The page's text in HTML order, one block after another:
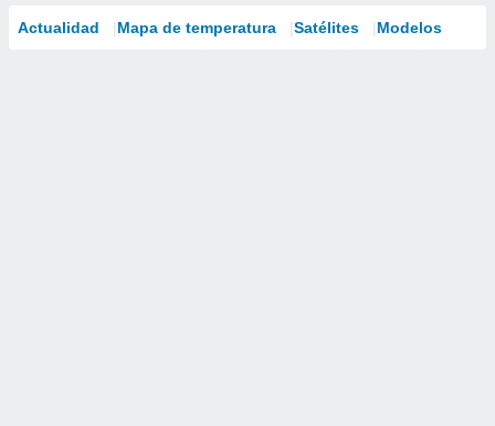
Actualidad Mapa de temperatura Satélites Modelos